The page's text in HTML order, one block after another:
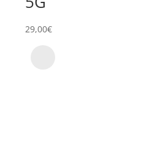
29,00€